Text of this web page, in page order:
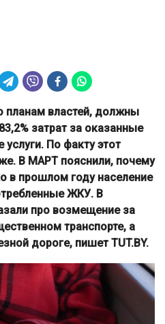
планам властей, должны
затрат за оказанные
По факту этот
В МАРТ пояснили, почему
в прошлом году население
ЖКУ. В
про возмещение за
транспорте, а
дороге, пишет TUT.BY.